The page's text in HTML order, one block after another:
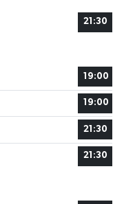
21:30
19:00
19:00
21:30
21:30